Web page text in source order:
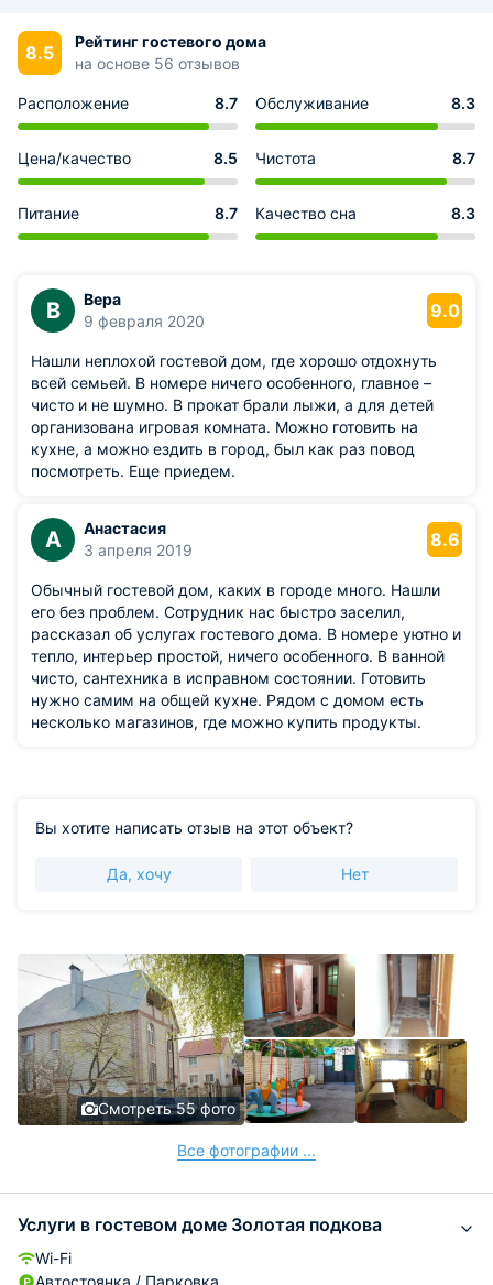
8.5
Рейтинг гостевого дома
на основе 56 отзывов
Расположение 8.7 Обслуживание 8.3
Цена/качество 8.5 Чистота 8.7
Питание 8.7 Качество сна 8.3
В
Вера
9 февраля 2020
9.0
Нашли неплохой гостевой дом, где хорошо отдохнуть
всей семьей. В номере ничего особенного, главное –
чисто и не шумно. В прокат брали лыжи, а для детей
организована игровая комната. Можно готовить на
кухне, а можно ездить в город, был как раз повод
посмотреть. Еще приедем.
А
Анастасия
3 апреля 2019
8.6
Обычный гостевой дом, каких в городе много. Нашли
его без проблем. Сотрудник нас быстро заселил,
рассказал об услугах гостевого дома. В номере уютно и
тепло, интерьер простой, ничего особенного. В ванной
чисто, сантехника в исправном состоянии. Готовить
нужно самим на общей кухне. Рядом с домом есть
несколько магазинов, где можно купить продукты.
Вы хотите написать отзыв на этот объект?
Да, хочу Нет
Смотреть 55 фото
Все фотографии ...
Услуги в гостевом доме Золотая подкова
Wi-Fi
Автостоянка / Парковка